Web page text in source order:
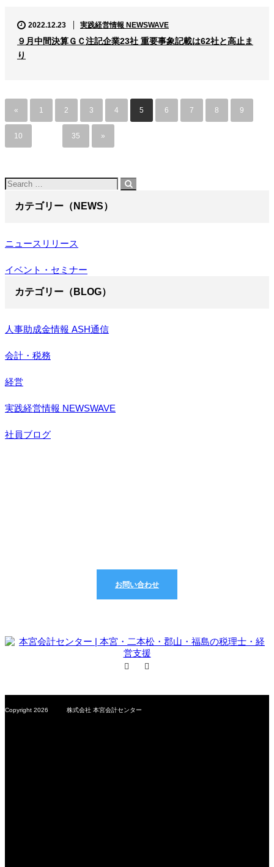
2022.12.23 実践経営情報 NEWSWAVE
９月中間決算ＧＣ注記企業23社 重要事象記載は62社と高止ま
り
« 1 2 3 4 5 6 7 8 9
10 35 »
カテゴリー（NEWS）
ニュースリリース
イベント・セミナー
カテゴリー（BLOG）
人事助成金情報 ASH通信
会計・税務
経営
実践経営情報 NEWSWAVE
社員ブログ
お問い合わせ
Facebook
Copyright 2026 株式会社 本宮会計センター